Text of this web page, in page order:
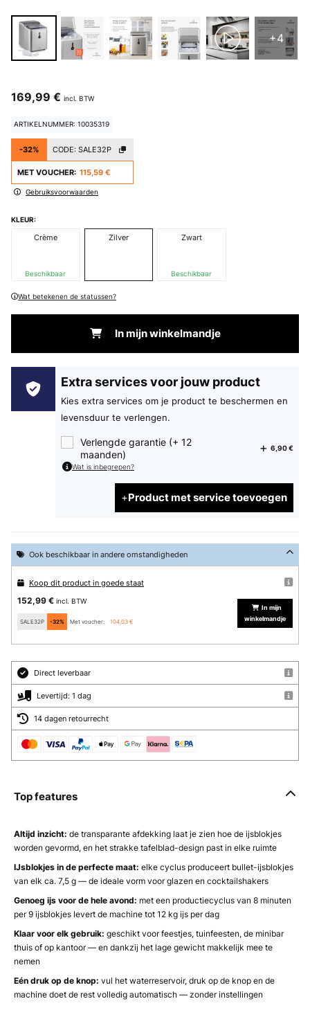
+4
169,99 € incl. BTW
ARTIKELNUMMER: 10035319
-32% CODE: SALE32P
MET VOUCHER: 115,59 €
Gebruiksvoorwaarden
KLEUR:
Crème
Beschikbaar
Zilver Zwart
Beschikbaar
Wat betekenen de statussen?
In mijn winkelmandje
Extra services voor jouw product
Kies extra services om je product te beschermen en
levensduur te verlengen.
Verlengde garantie (+ 12
maanden)
6,90 €
Wat is inbegrepen?
Product met service toevoegen
Ook beschikbaar in andere omstandigheden
Koop dit product in goede staat
152,99 € incl. BTW
SALE32P -32% Met voucher: 104,03 €
In mijn
winkelmandje
Direct leverbaar
Levertijd: 1 dag
14 dagen retourrecht
Top features
Altijd inzicht: de transparante afdekking laat je zien hoe de ijsblokjes
worden gevormd, en het strakke tafelblad-design past in elke ruimte
IJsblokjes in de perfecte maat: elke cyclus produceert bullet-ijsblokjes
van elk ca. 7,5 g — de ideale vorm voor glazen en cocktailshakers
Genoeg ijs voor de hele avond: met een productiecyclus van 8 minuten
per 9 ijsblokjes levert de machine tot 12 kg ijs per dag
Klaar voor elk gebruik: geschikt voor feestjes, tuinfeesten, de minibar
thuis of op kantoor — en dankzij het lage gewicht makkelijk mee te
nemen
Eén druk op de knop: vul het waterreservoir, druk op de knop en de
machine doet de rest volledig automatisch — zonder instellingen